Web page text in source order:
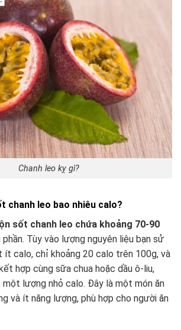
Chanh leo kỵ gì?
chanh leo bao nhiêu calo?
sốt chanh leo chứa khoảng 70-90
Tùy vào lượng nguyên liệu bạn sử
ít calo, chỉ khoảng 20 calo trên 100g, và
hợp cùng sữa chua hoặc dầu ô-liu,
lượng nhỏ calo. Đây là một món ăn
và ít năng lượng, phù hợp cho người ăn